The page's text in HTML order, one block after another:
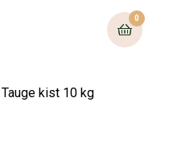
0
Tauge kist 10 kg